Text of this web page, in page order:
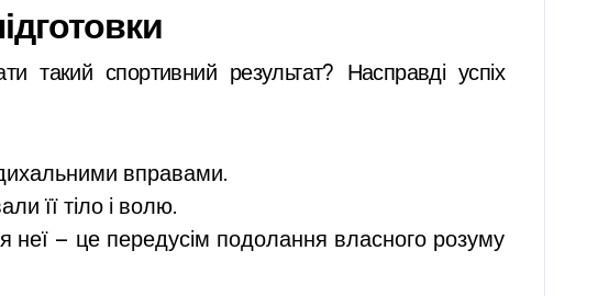
такий спортивний результат? Насправді успіх
вправами.
її тіло і волю.
неї — це передусім подолання власного розуму